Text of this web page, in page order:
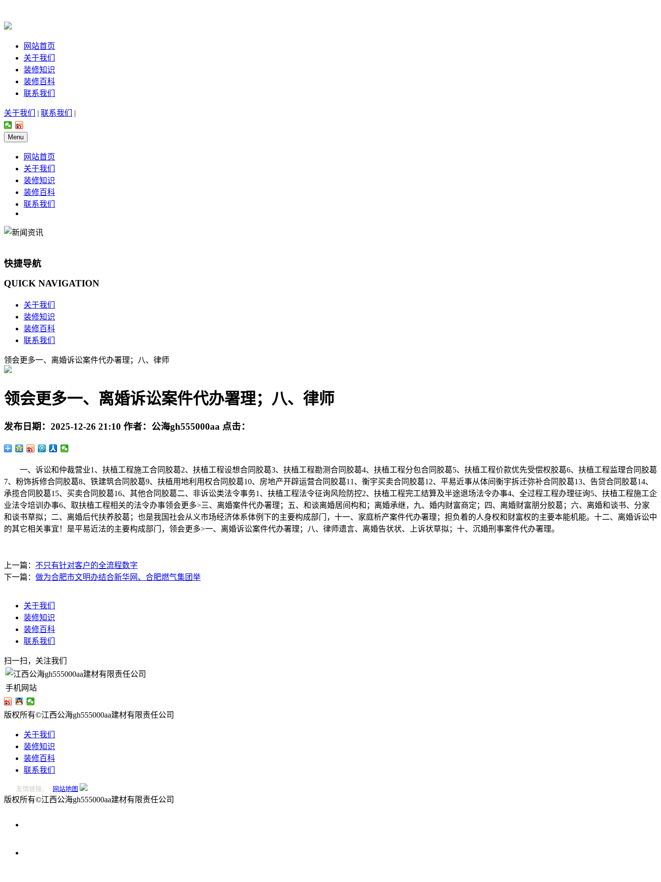
网站首页
关于我们
装修知识
装修百科
联系我们
关于我们 | 联系我们 |
Menu
网站首页
关于我们
装修知识
装修百科
联系我们
快捷导航
QUICK NAVIGATION
关于我们
装修知识
装修百科
联系我们
领会更多一、离婚诉讼案件代办署理；八、律师
领会更多一、离婚诉讼案件代办署理；八、律师
发布日期： 2025-12-26 21:10 作者： 公海gh555000aa 点击：
一、诉讼和仲裁营业1、扶植工程施工合同胶葛2、扶植工程设想合同胶葛3、扶植工程勘测合同胶葛4、扶植工程分包合同胶葛5、扶植工程价款优先受偿权胶葛6、扶植工程监理合同胶葛
7、粉饰拆修合同胶葛8、铁建筑合同胶葛9、扶植用地利用权合同胶葛10、房地产开辟运营合同胶葛11、衡宇买卖合同胶葛12、平易近事从体间衡宇拆迁弥补合同胶葛13、告贷合同胶葛14、
承揽合同胶葛15、买卖合同胶葛16、其他合同胶葛二、非诉讼类法令事务1、扶植工程法令征询风险防控2、扶植工程完工结算及半途退场法令办事4、全过程工程办理征询5、扶植工程施工企
业法令培训办事6、取扶植工程相关的法令办事领会更多>三、离婚案件代办署理；五、和谈离婚居间构和；离婚承继，九、婚内财富商定；四、离婚财富朋分胶葛；六、离婚和谈书、分家
和谈书草拟；二、离婚后代扶养胶葛；也是我国社会从义市场经济体系体例下的主要构成部门，十一、家庭析产案件代办署理；担负着的人身权和财富权的主要本能机能。十二、离婚诉讼中
的其它相关事宜！是平易近法的主要构成部门，领会更多>一、离婚诉讼案件代办署理；八、律师遗言、离婚告状状、上诉状草拟；十、沉婚刑事案件代办署理。
上一篇： 不只有针对客户的全流程数字
下一篇： 做为合肥市文明办结合新华网、合肥燃气集团举
关于我们
装修知识
装修百科
联系我们
扫一扫，关注我们
手机网站
版权所有©江西公海gh555000aa建材有限责任公司
关于我们
装修知识
装修百科
联系我们
友情链接： 网站地图
版权所有©江西公海gh555000aa建材有限责任公司